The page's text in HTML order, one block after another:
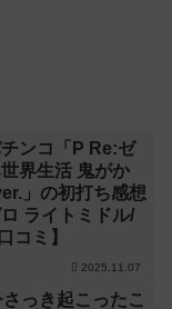
チンコ「P Re:ゼ
界生活 鬼がか
」の初打ち感想
ライトミドル/
コミ】
2025.11.07
さっき起こったこ